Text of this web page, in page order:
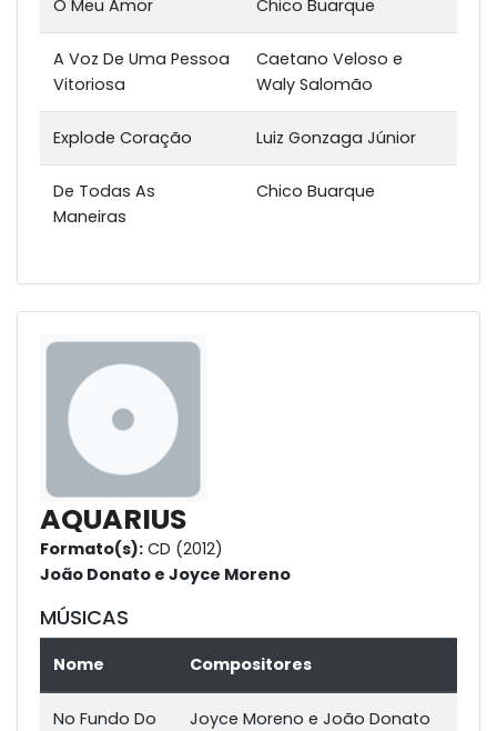
O Meu Amor Chico Buarque
A Voz De Uma Pessoa
Vitoriosa
Caetano Veloso e
Waly Salomão
Explode Coração Luiz Gonzaga Júnior
De Todas As
Maneiras
Chico Buarque
AQUARIUS
Formato(s): CD (2012)
João Donato e Joyce Moreno
MÚSICAS
Nome Compositores
No Fundo Do
Joyce Moreno e João Donato